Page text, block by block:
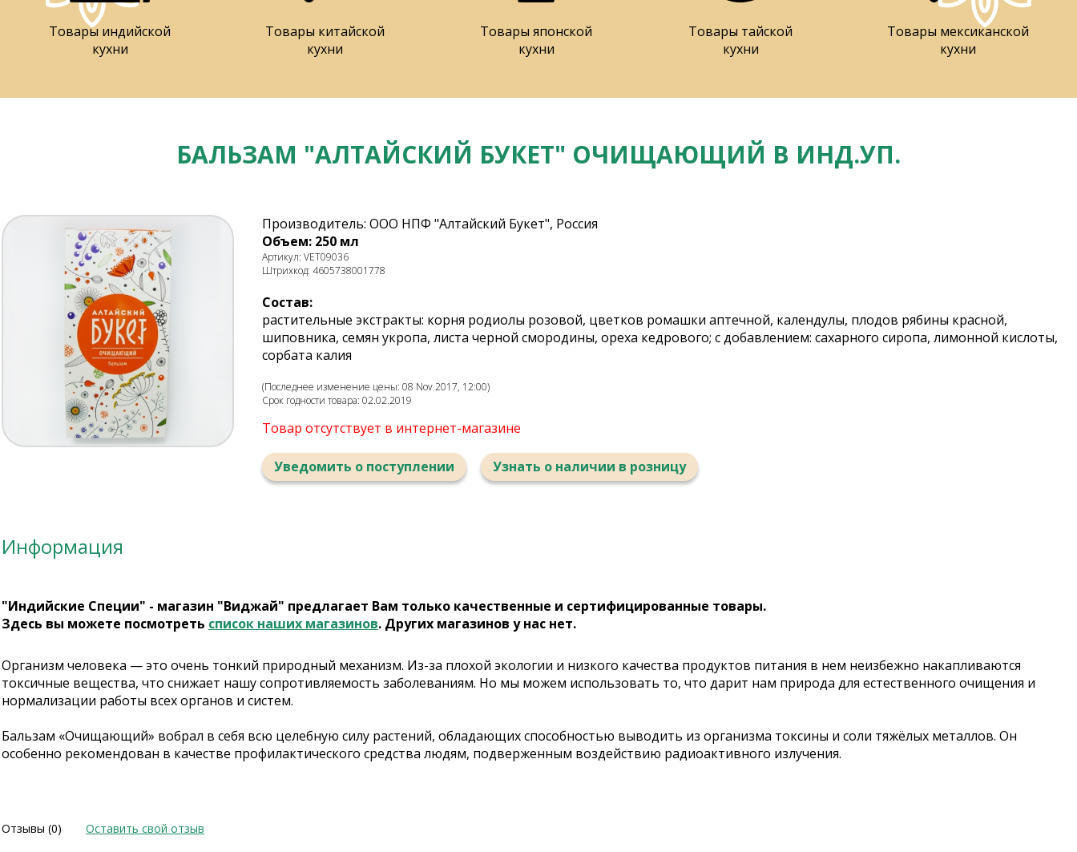
Товары индийской
кухни
Товары китайской
кухни
Товары японской
кухни
Товары тайской
кухни
Товары мексиканской
кухни
БАЛЬЗАМ "АЛТАЙСКИЙ БУКЕТ" ОЧИЩАЮЩИЙ В ИНД.УП.
Производитель: ООО НПФ "Алтайский Букет", Россия
Объем: 250 мл
Артикул: VET09036
Штрихкод: 4605738001778
Состав:
растительные экстракты: корня родиолы розовой, цветков ромашки аптечной, календулы, плодов рябины красной,
шиповника, семян укропа, листа черной смородины, ореха кедрового; с добавлением: сахарного сиропа, лимонной кислоты,
сорбата калия
(Последнее изменение цены: 08 Nov 2017, 12:00)
Срок годности товара: 02.02.2019
Товар отсутствует в интернет-магазине
Уведомить о поступлении Узнать о наличии в розницу
Информация
"Индийские Специи" - магазин "Виджай" предлагает Вам только качественные и сертифицированные товары.
Здесь вы можете посмотреть список наших магазинов. Других магазинов у нас нет.
Организм человека — это очень тонкий природный механизм. Из-за плохой экологии и низкого качества продуктов питания в нем неизбежно накапливаются
токсичные вещества, что снижает нашу сопротивляемость заболеваниям. Но мы можем использовать то, что дарит нам природа для естественного очищения и
нормализации работы всех органов и систем.
Бальзам «Очищающий» вобрал в себя всю целебную силу растений, обладающих способностью выводить из организма токсины и соли тяжёлых металлов. Он
особенно рекомендован в качестве профилактического средства людям, подверженным воздействию радиоактивного излучения.
Отзывы (0) Оставить свой отзыв